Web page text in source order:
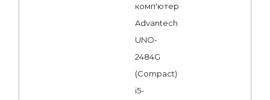
комп'ютер
Advantech
UNO-
2484G
(Compact)
i5-